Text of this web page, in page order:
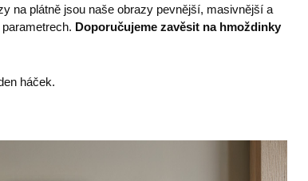
na plátně jsou naše obrazy pevnější, masivnější a
Doporučujeme zavěsit na hmoždinky
háček.